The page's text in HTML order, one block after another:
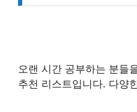
오랜 시간 공부하는 분들
추천 리스트입니다. 다양